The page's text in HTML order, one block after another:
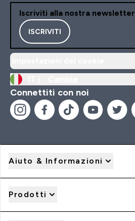
Iscriviti alla nostra newsletter
ISCRIVITI
Connettiti con noi
Aiuto & Informazioni
Prodotti